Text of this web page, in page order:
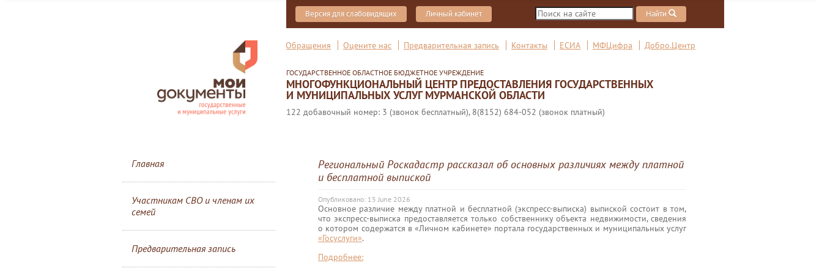
Версия для слабовидящих Личный кабинет Найти
Обращения Оцените нас Предварительная запись Контакты ЕСИА МФЦифра Добро.Центр
ГОСУДАРСТВЕННОЕ ОБЛАСТНОЕ БЮДЖЕТНОЕ УЧРЕЖДЕНИЕ
МНОГОФУНКЦИОНАЛЬНЫЙ ЦЕНТР ПРЕДОСТАВЛЕНИЯ ГОСУДАРСТВЕННЫХ
И МУНИЦИПАЛЬНЫХ УСЛУГ МУРМАНСКОЙ ОБЛАСТИ
122 добавочный номер: 3 (звонок бесплатный), 8(8152) 684-052 (звонок платный)
Главная
Участникам СВО и членам их
семей
Предварительная запись
Региональный Роскадастр рассказал об основных различиях между платной
и бесплатной выпиской
Опубликовано: 15 June 2026
Основное различие между платной и бесплатной (экспресс-выписка) выпиской состоит в том,
что экспресс-выписка предоставляется только собственнику объекта недвижимости, сведения
о котором содержатся в «Личном кабинете» портала государственных и муниципальных услуг
«Госуслуги».
Подробнее: